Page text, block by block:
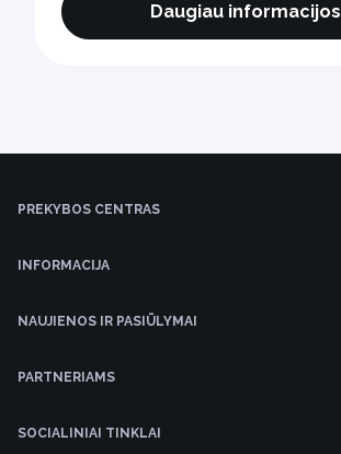
Daugiau informacijos
PREKYBOS CENTRAS
INFORMACIJA
NAUJIENOS IR PASIŪLYMAI
PARTNERIAMS
SOCIALINIAI TINKLAI